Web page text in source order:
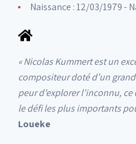
Naissance : 12/03/1979 -
« Nicolas Kummert est un
compositeur doté d’un
peur d’explorer l’inconnu,
le défi les plus importants
Loueke